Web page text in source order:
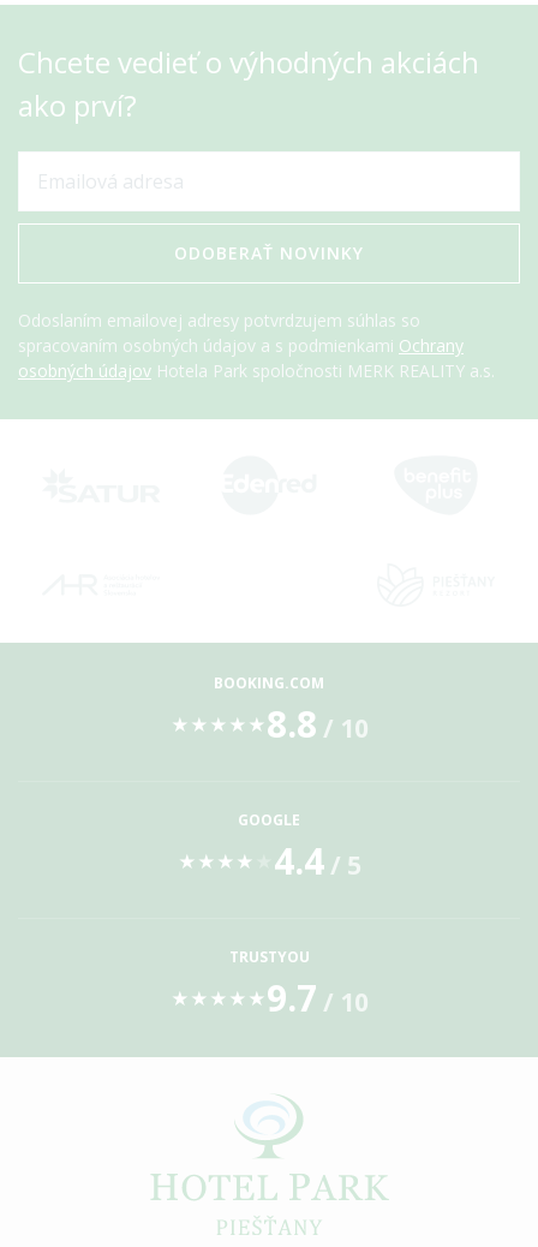
Chcete vedieť o výhodných akciách
ako prví?
ODOBERAŤ NOVINKY
Odoslaním emailovej adresy potvrdzujem súhlas so
spracovaním osobných údajov a s podmienkami Ochrany
osobných údajov Hotela Park spoločnosti MERK REALITY a.s.
BOOKING.COM
★ ★ ★ ★ ★ 8.8 / 10
GOOGLE
★ ★ ★ ★ 4.4/ 5
TRUSTYOU
★ ★ ★ ★ ★ 9.7 / 10